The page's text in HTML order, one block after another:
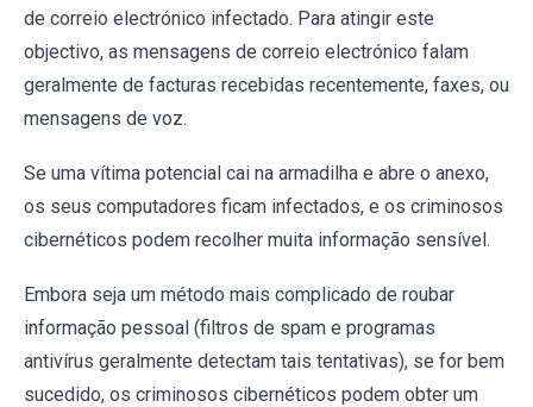
de correio electrónico infectado. Para atingir este
objectivo, as mensagens de correio electrónico falam
geralmente de facturas recebidas recentemente, faxes, ou
mensagens de voz.
Se uma vítima potencial cai na armadilha e abre o anexo,
os seus computadores ficam infectados, e os criminosos
cibernéticos podem recolher muita informação sensível.
Embora seja um método mais complicado de roubar
informação pessoal (filtros de spam e programas
antivírus geralmente detectam tais tentativas), se for bem
sucedido, os criminosos cibernéticos podem obter um